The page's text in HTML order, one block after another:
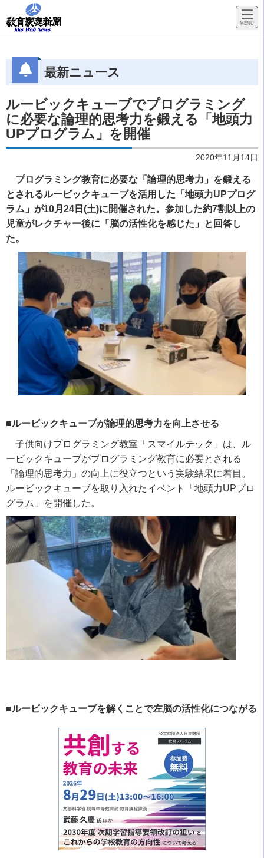
最新ニュース
ルービックキューブでプログラミング
に必要な論理的思考力を鍛える「地頭力
UPプログラム」を開催
2020年11月14日
プログラミング教育に必要な「論理的思考力」を鍛える
とされるルービックキューブを活用した「地頭力UPプログ
ラム」が10月24日(土)に開催された。参加した約7割以上の
児童がレクチャー後に「脳の活性化を感じた」と回答し
た。
■ルービックキューブが論理的思考力を向上させる
子供向けプログラミング教室「スマイルテック」は、ル
ービックキューブがプログラミング教育に必要とされる
「論理的思考力」の向上に役立つという実験結果に着目。
ルービックキューブを取り入れたイベント「地頭力UPプロ
グラム」を開催した。
■ルービックキューブを解くことで左脳の活性化につながる